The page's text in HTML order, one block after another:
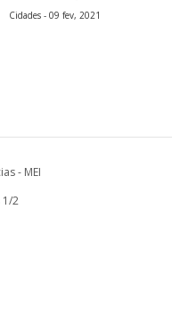
Cidades - 09 fev, 2021
- MEI
1/2